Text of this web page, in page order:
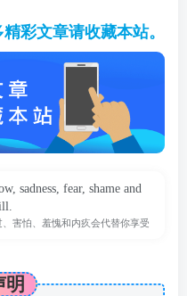
彩文章请收藏本站。
sadness, fear, shame and
害怕、羞愧和内疚会代替你享受
明